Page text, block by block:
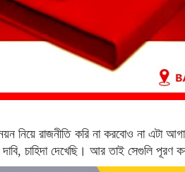
নিয়ে রাজনীতি করি না করবোও না এটা
দাবি, চাহিদা দেখেছি। আর তাই সেগুলি পূরণ